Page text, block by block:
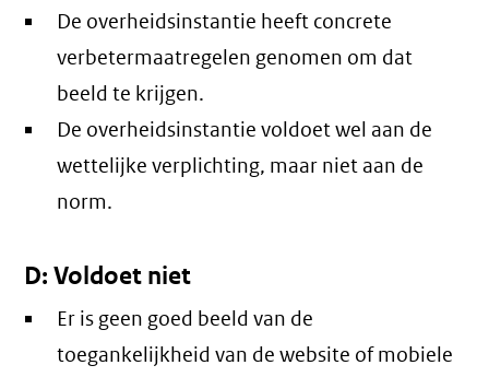
De overheidsinstantie heeft concrete
verbetermaatregelen genomen om dat
beeld te krijgen.
De overheidsinstantie voldoet wel aan de
wettelijke verplichting, maar niet aan de
norm.
D: Voldoet niet
Er is geen goed beeld van de
toegankelijkheid van de website of mobiele